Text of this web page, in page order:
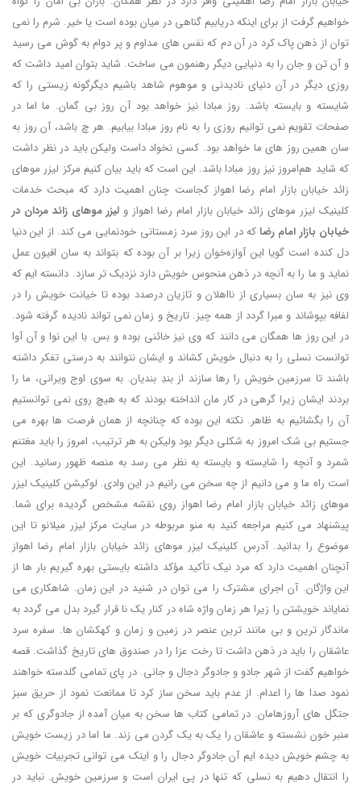
خواهیم گرفت از برای اینکه دریابیم گناهی در میان بوده است یا خیر. شرم را نمی
توان از ذهن پاک کرد در آن دم که نفس های مداوم و پر دوام به گوش می رسید
و آن تن و جان را به دنیایی دیگر رهنمون می ساخت. شاید بتوان امید داشت که
روزی دیگر در آن دنیای نادیدنی و موهوم شاهد باشیم دیگرگونه زیستی را که
شایسته و بایسته باشد. روز مبادا نیز خواهد بود آن روز بی گمان. ما اما در
صفحات تقویم نمی توانیم روزی را به نام روز مبادا بیابیم. هر چ باشد، آن روز به
سان همین روز های ما خواهد بود. کسی نخواد داست ولیکن باید در نظر داشت
که شاید هم‌امروز نیز روز مبادا باشد. این است که باید بیان کنیم مرکز لیزر موهای
زائد خیابان بازار امام رضا اهواز کجاست چنان اهمیت دارد که مبحث خدمات
کلینیک لیزر موهای زائد خیابان بازار امام رضا اهواز و لیزر موهای زائد مردان در
خیابان بازار امام رضا که در این روز سرد زمستانی خودنمایی می کند. از این دنیا
دل کنده است گویا این آوازه‌خوان زیرا بر آن بوده که بتواند به سان افیون عمل
نماید و ما را به آنچه در ذهن منحوس خویش دارد نزدیک تر سازد. دانسته ایم که
وی نیز به سان بسیاری از نااهلان و تازیان درصدد بوده تا خیانت خویش را در
لفافه بپوشاند و مبرا گردد از همه چیز. تاریخ و زمان نمی تواند نادیده گرفته شود.
در این روز ها همگان می دانند که وی نیز خائنی بوده و بس. با این نوا و آن آوا
توانست نسلی را به دنبال خویش کشاند و ایشان نتوانند به درستی تفکر داشته
باشند تا سرزمین خویش را رها سازند از بندِ بندیان. به سوی اوج ویرانی، ما را
بردند ایشان زیرا گرهی در کار مان انداخته بودند که به هیچ روی نمی توانستیم
آن را بگشائیم به ظاهر. نکته این بوده که چنانچه از همان فرصت ها بهره می
جستیم بی شک امروز به شکلی دیگر بود ولیکن به هر ترتیب، امروز را باید مغتنم
شمرد و آنچه را شایسته و بایسته به نظر می رسد به منصه ظهور رسانید. این
است راه ما و می دانیم از چه سخن می رانیم در این وادی. لوکیشن کلینیک لیزر
موهای زائد خیابان بازار امام رضا اهواز روی نقشه مشخص گردیده برای شما.
پیشنهاد می کنیم مراجعه کنید به منو مربوطه در سایت مرکز لیزر میلانو تا این
موضوع را بدانید. آدرس کلینیک لیزر موهای زائد خیابان بازار امام رضا اهواز
آنچنان اهمیت دارد که مرد نیک تأکید مؤکد داشته بایستی بهره گیریم بار ها از
این واژگان. آن اجرای مشترک را می توان در شنید در این زمان. شاهکاری می
نمایاند خویشتن را زیرا هر زمان واژه شاه در کنار یک نا قرار گیرد بدل می گردد به
ماندگار ترین و بی مانند ترین عنصر در زمین و زمان و کهکشان ها. سفره سرد
عاشقان را باید در ذهن داشت تا رخت عزا را در صندوق های تاریخ گذاشت. قصه
خواهیم گفت از شهر جادو و جادوگر دجال و جانی. در پای تمامی گلدسته خواهند
نمود صدا ها را اعدام. از عدم باید سخن ساز کرد تا ممانعت نمود از حریق سبز
جتگل های آروزهامان. در تمامی کتاب ها سخن به میان آمده از جادوگری که بر
منبر خون نشسته و عاشقان را یک به یک گردن می زند. ما اما در زیست خویش
به چشم خویش دیده ایم آن جادوگر دجال را و اینک می توانی تجربیات خویش
را انتقال دهیم به نسلی که تنها در پی ایران است و سرزمین خویش. نباید در